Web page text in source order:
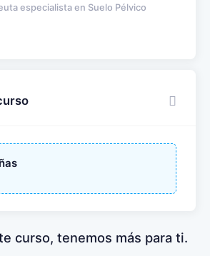
especialista en Suelo Pélvico
curso, tenemos más para ti.